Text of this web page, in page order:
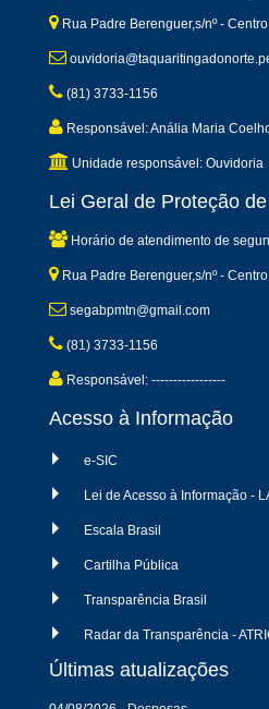
Rua Padre Berenguer,s/nº -
(81) 3733-1156
Responsável: Anália Maria
Unidade responsável: Ouvidoria
Lei Geral de Proteção
Horário de atendimento de
Rua Padre Berenguer,s/nº -
segabpmtn@gmail.com
(81) 3733-1156
Responsável: -----------------
Acesso à Informação
e-SIC
Lei de Acesso à Informação -
Escala Brasil
Cartilha Pública
Transparência Brasil
Radar da Transparência -
Últimas atualizações